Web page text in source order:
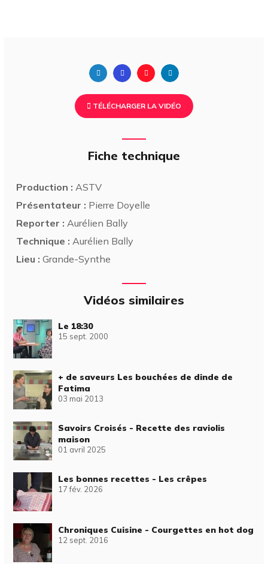
TÉLÉCHARGER LA VIDÉO
Fiche technique
Production : ASTV
Présentateur : Pierre Doyelle
Reporter : Aurélien Bally
Technique : Aurélien Bally
Lieu : Grande-Synthe
Vidéos similaires
Le 18:30
15 sept. 2000
+ de saveurs Les bouchées de dinde de
Fatima
03 mai 2013
Savoirs Croisés - Recette des raviolis
maison
01 avril 2025
Les bonnes recettes - Les crêpes
17 fév. 2026
Chroniques Cuisine - Courgettes en hot dog
12 sept. 2016